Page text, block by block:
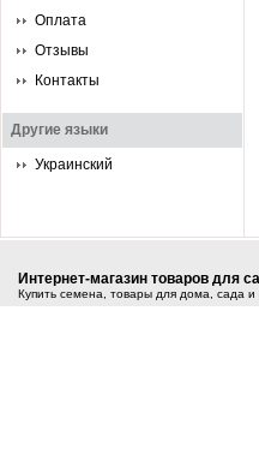
Оплата
Отзывы
Контакты
Другие языки
Украинский
Интернет-магазин товаров для
Купить семена, товары для дома, сада